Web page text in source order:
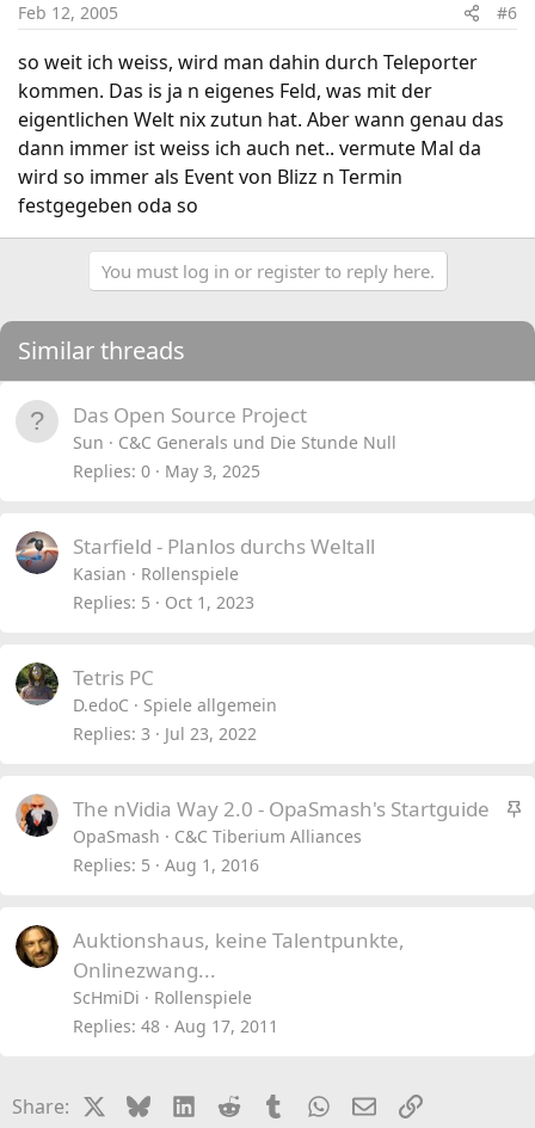
Feb 12, 2005 #6
so weit ich weiss, wird man dahin durch Teleporter
kommen. Das is ja n eigenes Feld, was mit der
eigentlichen Welt nix zutun hat. Aber wann genau das
dann immer ist weiss ich auch net.. vermute Mal da
wird so immer als Event von Blizz n Termin
festgegeben oda so
You must log in or register to reply here.
Similar threads
Das Open Source Project
Sun
C&C Generals und Die Stunde Null
Replies 0 May 3, 2025
Starfield - Planlos durchs Weltall
Kasian
Rollenspiele
Replies 5 Oct 1, 2023
Tetris PC
D.edoC
Spiele allgemein
Replies 3 Jul 23, 2022
S
The nVidia Way 2.0 - OpaSmash's Startguide
OpaSmash
C&C Tiberium Alliances
Replies 5 Aug 1, 2016
Auktionshaus, keine Talentpunkte,
Onlinezwang...
ScHmiDi
Rollenspiele
Replies 48 Aug 17, 2011
Share: BlueskyLinkedIn
Reddit TumblrWhatsApp
EmailLink